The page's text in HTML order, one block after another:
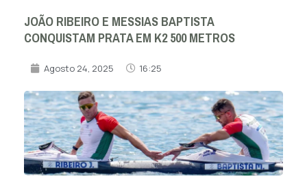
JOÃO RIBEIRO E MESSIAS BAPTISTA
CONQUISTAM PRATA EM K2 500 METROS
Agosto 24, 2025 16:25